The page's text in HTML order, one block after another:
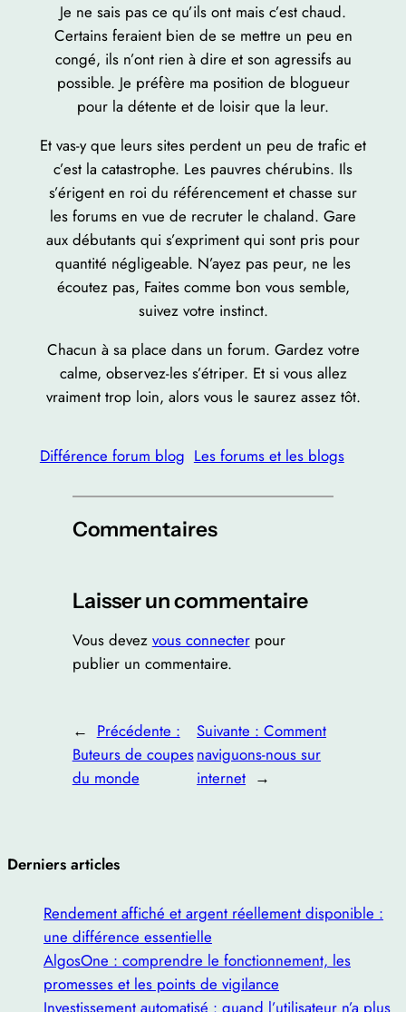
Je ne sais pas ce qu’ils ont mais c’est chaud.
Certains feraient bien de se mettre un peu en
congé, ils n’ont rien à dire et son agressifs au
possible. Je préfère ma position de blogueur
pour la détente et de loisir que la leur.
Et vas-y que leurs sites perdent un peu de trafic et
c’est la catastrophe. Les pauvres chérubins. Ils
s’érigent en roi du référencement et chasse sur
les forums en vue de recruter le chaland. Gare
aux débutants qui s’expriment qui sont pris pour
quantité négligeable. N’ayez pas peur, ne les
écoutez pas, Faites comme bon vous semble,
suivez votre instinct.
Chacun à sa place dans un forum. Gardez votre
calme, observez-les s’étriper. Et si vous allez
vraiment trop loin, alors vous le saurez assez tôt.
Différence forum blog Les forums et les blogs
Commentaires
Laisser un commentaire
Vous devez vous connecterpour
publier un commentaire.
← Précédente :
Buteurs de coupes
du monde
Suivante :Comment
naviguons-nous sur
internet →
Derniers articles
Rendement affiché et argent réellement disponible :
une différence essentielle
AlgosOne : comprendre le fonctionnement, les
promesses et les points de vigilance
Investissement automatisé : quand l’utilisateur n’a plus